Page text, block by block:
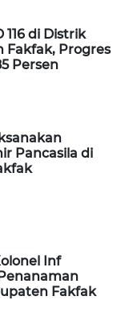
116 di Distrik
Fakfak, Progres
Persen
Pancasila di
Inf
Fakfak